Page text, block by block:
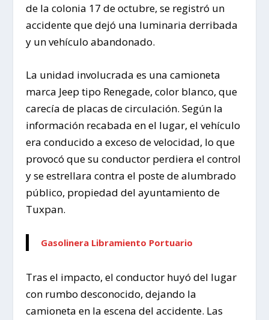
de la colonia 17 de octubre, se registró un
accidente que dejó una luminaria derribada
y un vehículo abandonado.
La unidad involucrada es una camioneta
marca Jeep tipo Renegade, color blanco, que
carecía de placas de circulación. Según la
información recabada en el lugar, el vehículo
era conducido a exceso de velocidad, lo que
provocó que su conductor perdiera el control
y se estrellara contra el poste de alumbrado
público, propiedad del ayuntamiento de
Tuxpan.
Gasolinera Libramiento Portuario
Tras el impacto, el conductor huyó del lugar
con rumbo desconocido, dejando la
camioneta en la escena del accidente. Las